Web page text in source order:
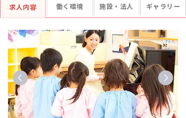
求人内容 働く環境 施設・法人 ギャラリー